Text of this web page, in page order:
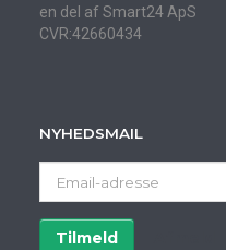
en del af Smart24 ApS
CVR:42660434
NYHEDSMAIL
adresse
Tilmeld